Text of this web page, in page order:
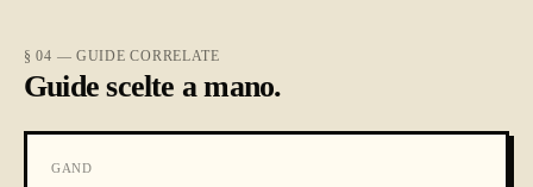
§ 04 — GUIDE CORRELATE
Guide scelte a mano.
GAND